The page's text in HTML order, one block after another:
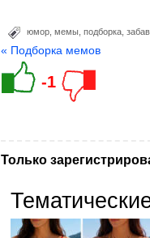
юмор мемы подборка
« Подборка мемов
-1
Только